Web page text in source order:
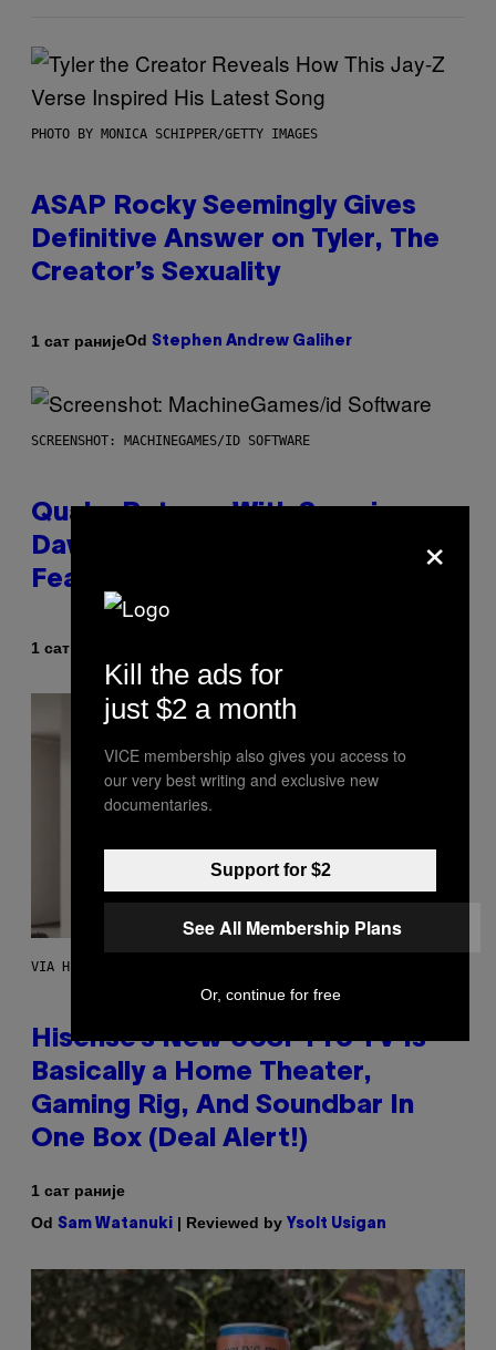
PHOTO BY MONICA SCHIPPER/GETTY IMAGES
ASAP Rocky Seemingly Gives
Definitive Answer on Tyler, The
Creator’s Sexuality
1 сат ранијеOd Stephen Andrew Galiher
SCREENSHOT: MACHINEGAMES/ID SOFTWARE
Quake Returns With Surprise
Dawn of the Machine Update
Featuring 19 New Maps
1 сат раније
VIA HISENSE
Hisense’s New U6SF Pro TV Is
Basically a Home Theater,
Gaming Rig, And Soundbar In
One Box (Deal Alert!)
1 сат раније
Od Sam Watanuki | Reviewed by Ysolt Usigan
×
Kill the ads for
just $2 a month
VICE membership also gives you access to
our very best writing and exclusive new
documentaries.
Support for $2
See All Membership Plans
Or, continue for free